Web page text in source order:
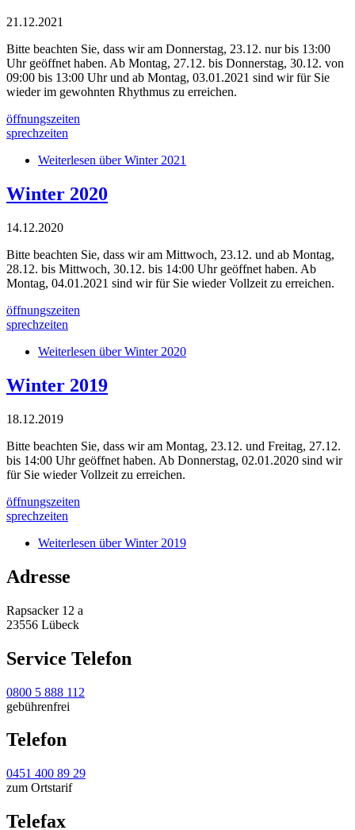
21.12.2021
Bitte beachten Sie, dass wir am Donnerstag, 23.12. nur bis 13:00
Uhr geöffnet haben. Ab Montag, 27.12. bis Donnerstag, 30.12. von
09:00 bis 13:00 Uhr und ab Montag, 03.01.2021 sind wir für Sie
wieder im gewohnten Rhythmus zu erreichen.
öffnungszeiten
sprechzeiten
Weiterlesen über Winter 2021
Winter 2020
14.12.2020
Bitte beachten Sie, dass wir am Mittwoch, 23.12. und ab Montag,
28.12. bis Mittwoch, 30.12. bis 14:00 Uhr geöffnet haben. Ab
Montag, 04.01.2021 sind wir für Sie wieder Vollzeit zu erreichen.
öffnungszeiten
sprechzeiten
Weiterlesen über Winter 2020
Winter 2019
18.12.2019
Bitte beachten Sie, dass wir am Montag, 23.12. und Freitag, 27.12.
bis 14:00 Uhr geöffnet haben. Ab Donnerstag, 02.01.2020 sind wir
für Sie wieder Vollzeit zu erreichen.
öffnungszeiten
sprechzeiten
Weiterlesen über Winter 2019
Adresse
Rapsacker 12 a
23556 Lübeck
Service Telefon
0800 5 888 112
gebührenfrei
Telefon
0451 400 89 29
zum Ortstarif
Telefax